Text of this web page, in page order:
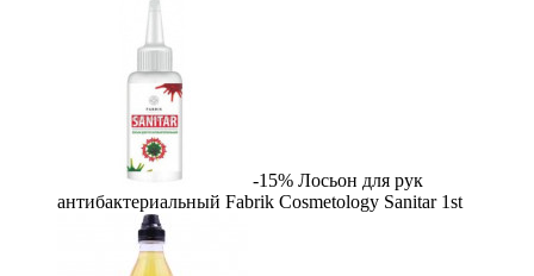
-15% Лосьон для рук
антибактериальный Fabrik Cosmetology Sanitar 1st